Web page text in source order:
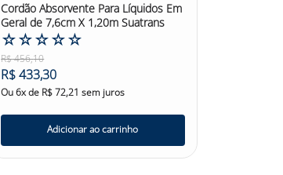
Cordão Absorvente Para Líquidos Em
Geral de 7,6cm X 1,20m Suatrans
☆☆☆☆☆
R$456,10
R$433,30
Ou6x de R$72,21 sem juros
Adicionar ao carrinho